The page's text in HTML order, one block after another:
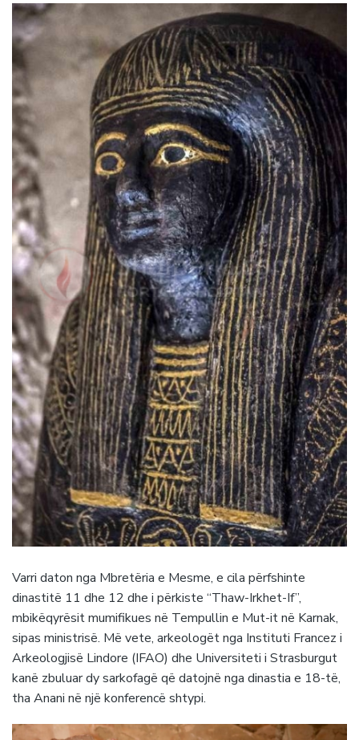
Varri daton nga Mbretëria e Mesme, e cila përfshinte
dinastitë 11 dhe 12 dhe i përkiste “Thaw-Irkhet-If”,
mbikëqyrësit mumifikues në Tempullin e Mut-it në Karnak,
sipas ministrisë. Më vete, arkeologët nga Instituti Francez i
Arkeologjisë Lindore (IFAO) dhe Universiteti i Strasburgut
kanë zbuluar dy sarkofagë që datojnë nga dinastia e 18-të,
tha Anani në një konferencë shtypi.